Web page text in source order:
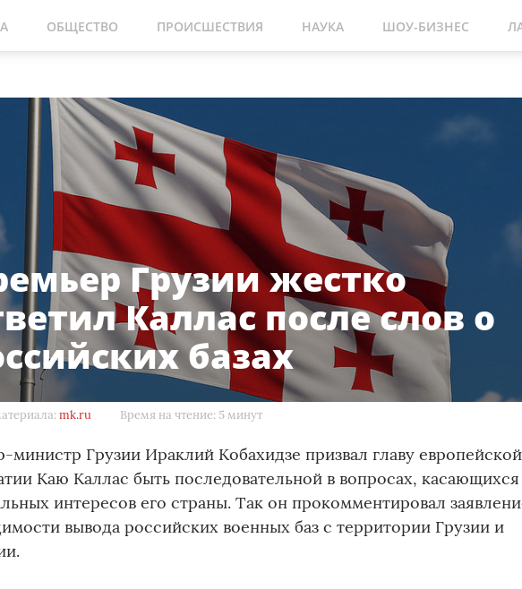
ОБЩЕСТВО ПРОИСШЕСТВИЯ НАУКА ШОУ-БИЗНЕС
Грузии жестко
Каллас после слов о
базах
mk.ru Время на чтение: 5 минут
министр Грузии Ираклий Кобахидзе призвал главу европейской
Каю Каллас быть последовательной в вопросах, касающихся
интересов его страны. Так он прокомментировал
вывода российских военных баз с территории Грузии и